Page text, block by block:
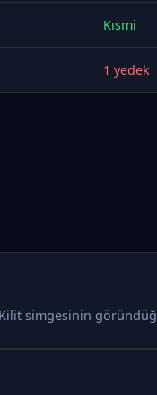
Kısmi
1 yedek
simgesinin